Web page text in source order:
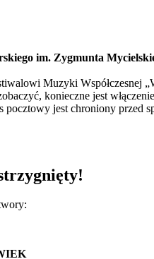
im. Zygmunta
Muzyki Współczesnej
konieczne jest
pocztowy jest chroniony przed